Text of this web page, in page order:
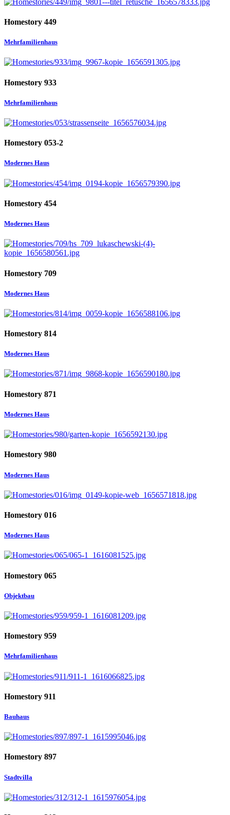
Homestory 449
Mehrfamilienhaus
Homestory 933
Mehrfamilienhaus
Homestory 053-2
Modernes Haus
Homestory 454
Modernes Haus
Homestory 709
Modernes Haus
Homestory 814
Modernes Haus
Homestory 871
Modernes Haus
Homestory 980
Modernes Haus
Homestory 016
Modernes Haus
Homestory 065
Objektbau
Homestory 959
Mehrfamilienhaus
Homestory 911
Bauhaus
Homestory 897
Stadtvilla